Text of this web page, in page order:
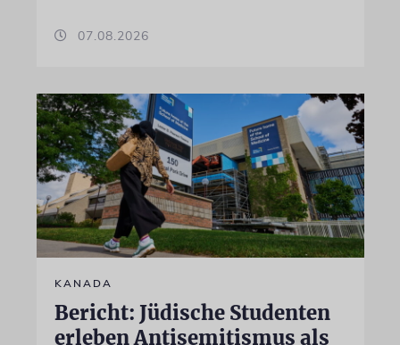
07.08.2026
KANADA
Bericht: Jüdische Studenten
erleben Antisemitismus als